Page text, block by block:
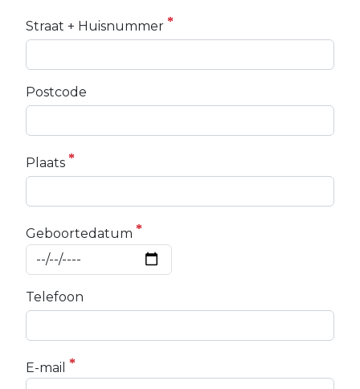
Straat + Huisnummer
Postcode
Plaats
Geboortedatum
Telefoon
E-mail